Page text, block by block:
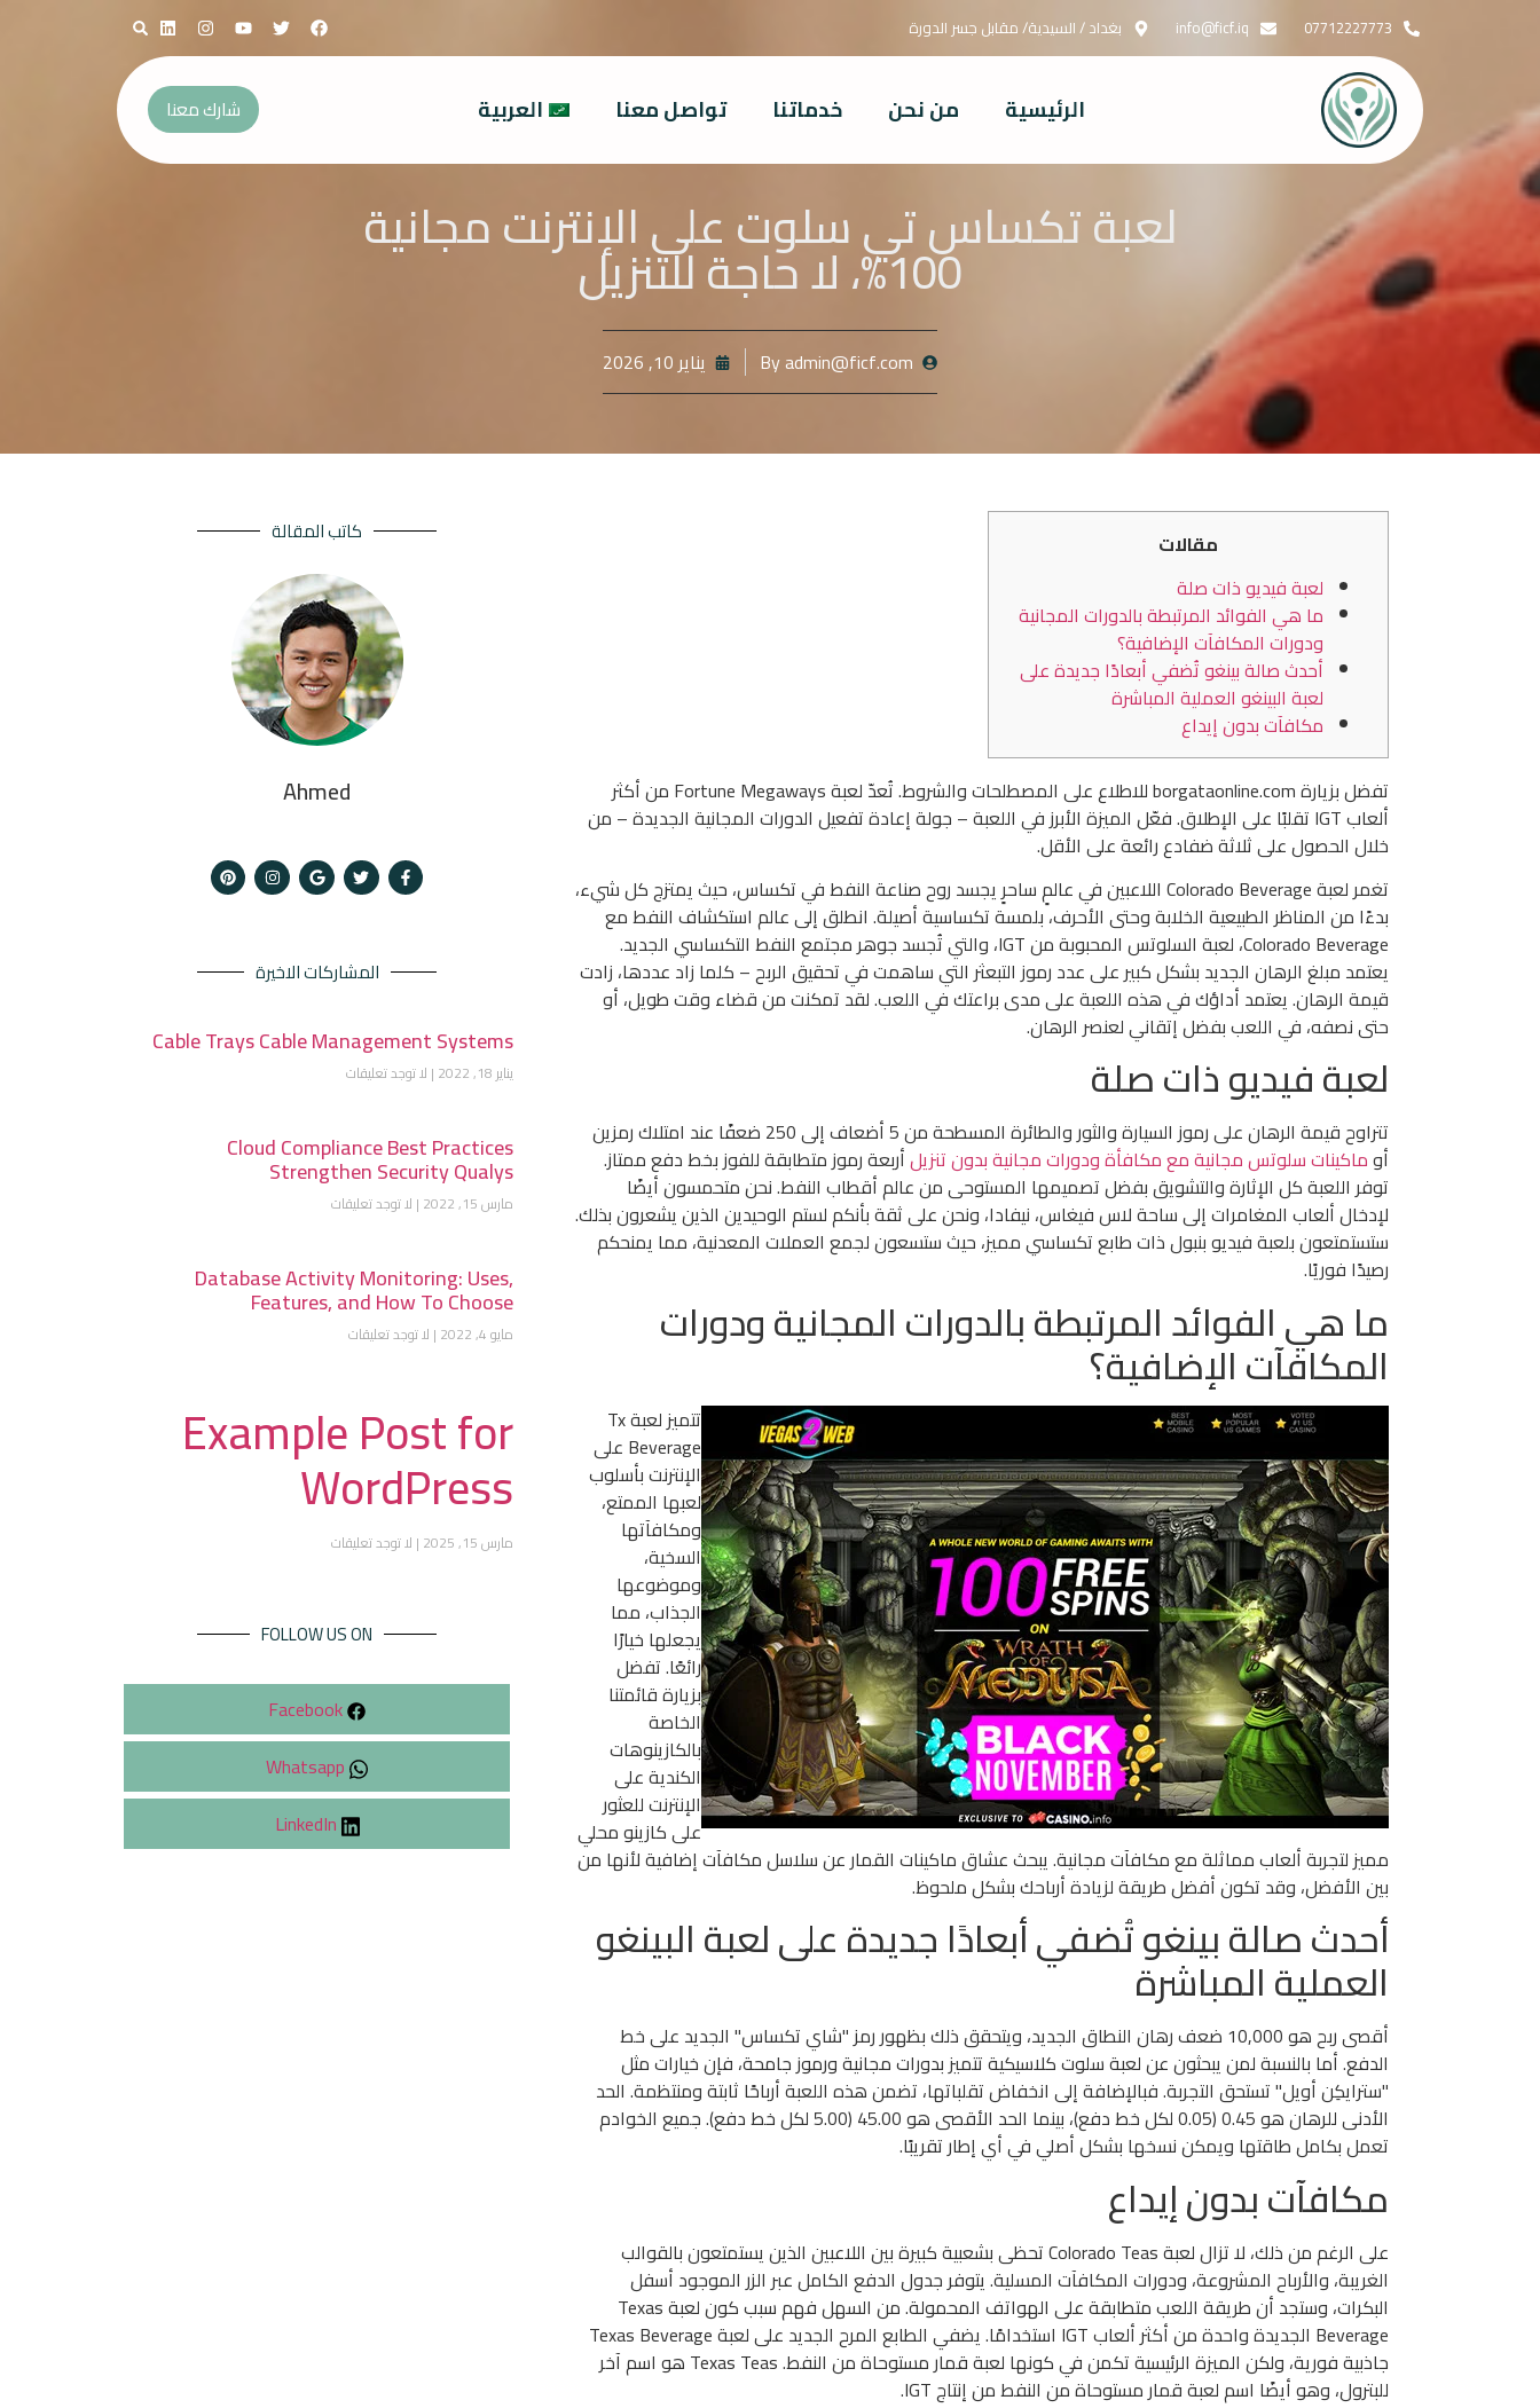
07712227773
info@ficf.iq بغداد / السيدية/ مقابل جسر الدورة
الرئيسية من نحن خدماتنا تواصل معنا العربية شارك معنا
لعبة تكساس تي سلوت على الإنترنت مجانية
100%، لا حاجة للتنزيل
Byadmin@ficf.com يناير 10, 2026
مقالات
لعبة فيديو ذات صلة
ما هي الفوائد المرتبطة بالدورات المجانية
ودورات المكافآت الإضافية؟
أحدث صالة بينغو تُضفي أبعادًا جديدة على
لعبة البينغو العملية المباشرة
مكافآت بدون إيداع
تفضل بزيارة borgataonline.com للاطلاع على المصطلحات والشروط. تُعدّ لعبة Fortune Megaways من أكثر
ألعاب IGT تقلبًا على الإطلاق. فعّل الميزة الأبرز في اللعبة – جولة إعادة تفعيل الدورات المجانية الجديدة – من
خلال الحصول على ثلاثة ضفادع رائعة على الأقل.
تغمر لعبة Colorado Beverage اللاعبين في عالمٍ ساحرٍ يجسد روح صناعة النفط في تكساس، حيث يمتزج كل شيء،
بدءًا من المناظر الطبيعية الخلابة وحتى الأحرف، بلمسة تكساسية أصيلة. انطلق إلى عالم استكشاف النفط مع
Colorado Beverage، لعبة السلوتس المحبوبة من IGT، والتي تُجسد جوهر مجتمع النفط التكساسي الجديد.
يعتمد مبلغ الرهان الجديد بشكل كبير على عدد رموز التبعثر التي ساهمت في تحقيق الربح – كلما زاد عددها، زادت
قيمة الرهان. يعتمد أداؤك في هذه اللعبة على مدى براعتك في اللعب. لقد تمكنت من قضاء وقت طويل، أو
حتى نصفه، في اللعب بفضل إتقاني لعنصر الرهان.
لعبة فيديو ذات صلة
تتراوح قيمة الرهان على رموز السيارة والثور والطائرة المسطحة من 5 أضعاف إلى 250 ضعفًا عند امتلاك رمزين
أوماكينات سلوتس مجانية مع مكافأة ودورات مجانية بدون تنزيلأربعة رموز متطابقة للفوز بخط دفع ممتاز.
توفر اللعبة كل الإثارة والتشويق بفضل تصميمها المستوحى من عالم أقطاب النفط. نحن متحمسون أيضًا
لإدخال ألعاب المغامرات إلى ساحة لاس فيغاس، نيفادا، ونحن على ثقة بأنكم لستم الوحيدين الذين يشعرون بذلك.
ستستمتعون بلعبة فيديو بنبول ذات طابع تكساسي مميز، حيث ستسعون لجمع العملات المعدنية، مما يمنحكم
رصيدًا فوريًا.
ما هي الفوائد المرتبطة بالدورات المجانية ودورات
المكافآت الإضافية؟
تتميز لعبة Tx
Beverage على
الإنترنت بأسلوب
لعبها الممتع،
ومكافآتها
السخية،
وموضوعها
الجذاب، مما
يجعلها خيارًا
رائعًا. تفضل
بزيارة قائمتنا
الخاصة
بالكازينوهات
الكندية على
الإنترنت للعثور
على كازينو محلي
مميز لتجربة ألعاب مماثلة مع مكافآت مجانية. يبحث عشاق ماكينات القمار عن سلاسل مكافآت إضافية لأنها من
بين الأفضل، وقد تكون أفضل طريقة لزيادة أرباحك بشكل ملحوظ.
أحدث صالة بينغو تُضفي أبعادًا جديدة على لعبة البينغو
العملية المباشرة
أقصى ربح هو 10,000 ضعف رهان النطاق الجديد، ويتحقق ذلك بظهور رمز "شاي تكساس" الجديد على خط
الدفع. أما بالنسبة لمن يبحثون عن لعبة سلوت كلاسيكية تتميز بدورات مجانية ورموز جامحة، فإن خيارات مثل
"سترايكِن أويل" تستحق التجربة. فبالإضافة إلى انخفاض تقلباتها، تضمن هذه اللعبة أرباحًا ثابتة ومنتظمة. الحد
الأدنى للرهان هو 0.45 (0.05 لكل خط دفع)، بينما الحد الأقصى هو 45.00 (5.00 لكل خط دفع). جميع الخوادم
تعمل بكامل طاقتها ويمكن نسخها بشكل أصلي في أي إطار تقريبًا.
مكافآت بدون إيداع
على الرغم من ذلك، لا تزال لعبة Colorado Teas تحظى بشعبية كبيرة بين اللاعبين الذين يستمتعون بالقوالب
الغريبة، والأرباح المشروعة، ودورات المكافآت المسلية. يتوفر جدول الدفع الكامل عبر الزر الموجود أسفل
البكرات، وستجد أن طريقة اللعب متطابقة على الهواتف المحمولة. من السهل فهم سبب كون لعبة Texas
Beverage الجديدة واحدة من أكثر ألعاب IGT استخدامًا. يضفي الطابع المرح الجديد على لعبة Texas Beverage
جاذبية فورية، ولكن الميزة الرئيسية تكمن في كونها لعبة قمار مستوحاة من النفط. Texas Teas هو اسم آخر
للبترول، وهو أيضًا اسم لعبة قمار مستوحاة من النفط من إنتاج IGT.
كاتب المقالة
Ahmed
المشاركات الاخيرة
Cable Trays Cable Management Systems
يناير 18, 2022 لا توجد تعليقات
Cloud Compliance Best Practices
Strengthen Security Qualys
مارس 15, 2022 لا توجد تعليقات
Database Activity Monitoring: Uses,
Features, and How To Choose
مايو 4, 2022 لا توجد تعليقات
Example Post for
WordPress
مارس 15, 2025 لا توجد تعليقات
FOLLOW US ON